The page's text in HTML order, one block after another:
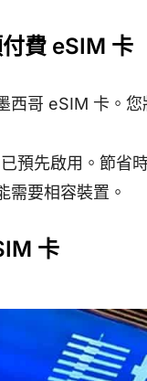
費 eSIM 卡
西哥 eSIM 卡。
預先啟用。節省
需要相容裝置。
卡